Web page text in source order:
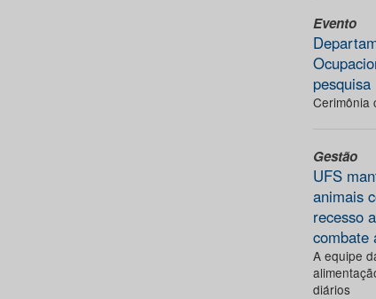
Evento
pesquisa
Cerimônia
Gestão
UFS
animais
recesso
combate
A equipe
diários